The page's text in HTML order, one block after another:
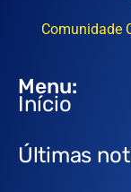
Comunidade
Menu:
Início
Últimas